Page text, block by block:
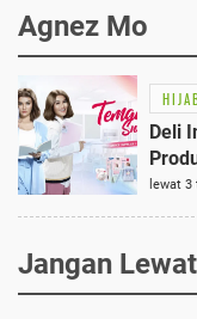
Agnez Mo
Deli
lewat
Jangan